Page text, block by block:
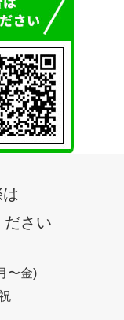
ださい
〜金)